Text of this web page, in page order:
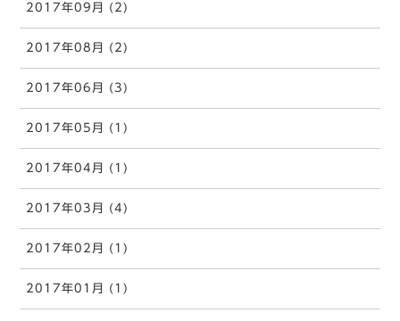
2017年09月 (2)
2017年08月 (2)
2017年06月 (3)
2017年05月 (1)
2017年04月 (1)
2017年03月 (4)
2017年02月 (1)
2017年01月 (1)